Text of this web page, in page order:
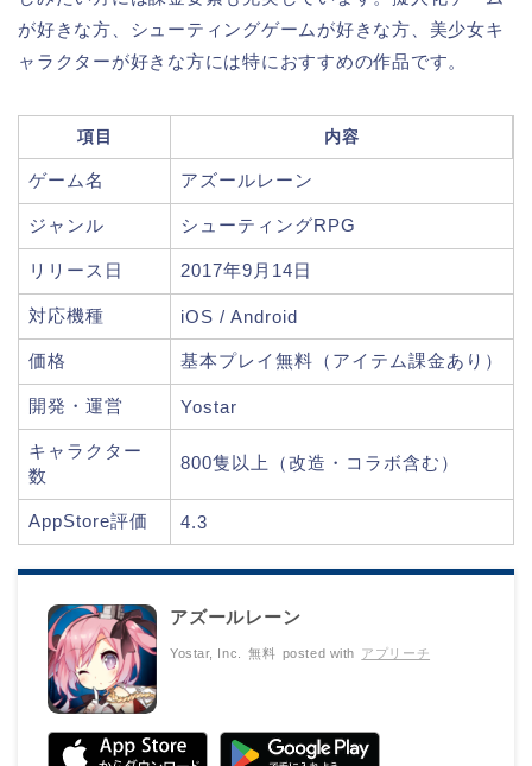
が好きな方、シューティングゲームが好きな方、美少女キ
ャラクターが好きな方には特におすすめの作品です。
項目 内容
ゲーム名 アズールレーン
ジャンル シューティングRPG
リリース日 2017年9月14日
対応機種 iOS / Android
価格 基本プレイ無料（アイテム課金あり）
開発・運営 Yostar
キャラクター
数
800隻以上（改造・コラボ含む）
AppStore評価 4.3
アズールレーン
Yostar, Inc. 無料 posted with アプリーチ